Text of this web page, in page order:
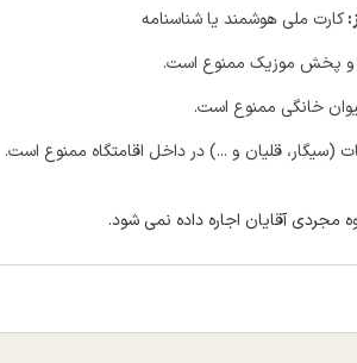
کارت ملی هوشمند یا شناسنامه
و پخش موزیک ممنوع است.
خانگی ممنوع است.
(سیگار، قلیان و ...) در داخل اقامتگاه ممنوع است.
مجردی آقایان اجاره داده نمی شود.